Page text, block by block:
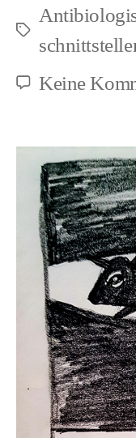
Schlagwörter
Keine